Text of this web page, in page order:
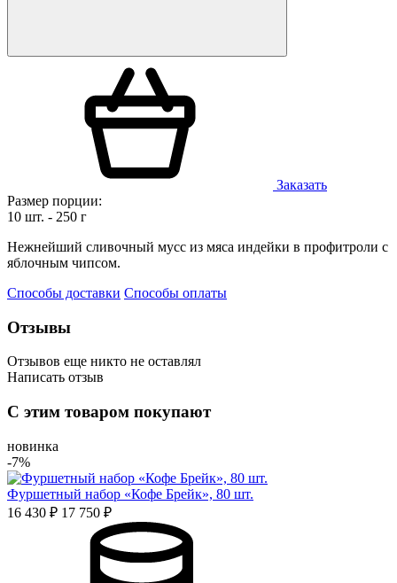
Заказать
Размер порции:
10 шт. - 250 г
Нежнейший сливочный мусс из мяса индейки в профитроли с
яблочным чипсом.
Способы доставки Способы оплаты
Отзывы
Отзывов еще никто не оставлял
Написать отзыв
Отзыв*
согласие на обработку персональных данных
соглашаюсь с политикой обработки персональных данных
согласие на публикацию моего отзыва на сайте и в
рекламных и презентационных материалах компании
С этим товаром покупают
новинка
-7%
Фуршетный набор «Кофе Брейк», 80 шт.
16 430 ₽ 17 750 ₽